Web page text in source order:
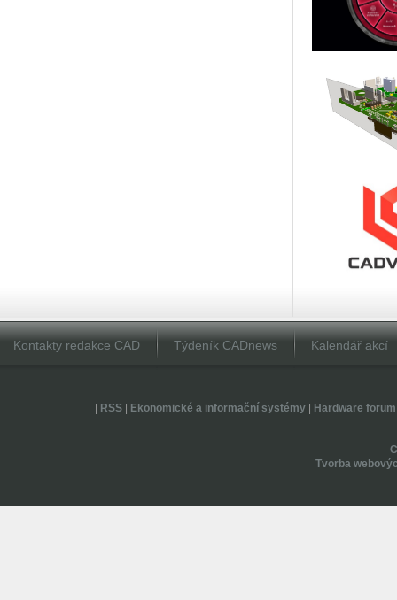
Kontakty redakce CAD Týdeník CADnews Kalendář akcí
RSS| Ekonomické a informační systémy| Hardware forum
Tvorba